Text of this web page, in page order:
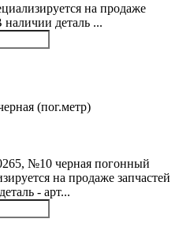
на продаже
наличии деталь ...
№10 черная погонный
на продаже запчастей
- арт...